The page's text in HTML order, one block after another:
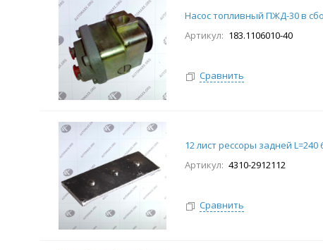
Насос топливный ПЖД-30 в
Артикул: 183.1106010-40
Сравнить
12 лист рессоры задней L=240
Артикул: 4310-2912112
Сравнить